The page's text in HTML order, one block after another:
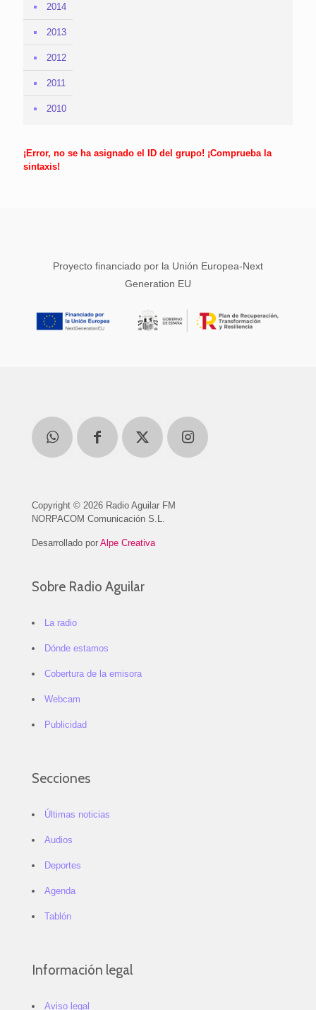
2014
2013
2012
2011
2010
¡Error, no se ha asignado el ID del grupo! ¡Comprueba la
sintaxis!
Proyecto financiado por la Unión Europea-Next
Generation EU
Copyright © 2026 Radio Aguilar FM
NORPACOM Comunicación S.L.
Desarrollado por Alpe Creativa
Sobre Radio Aguilar
La radio
Dónde estamos
Cobertura de la emisora
Webcam
Publicidad
Secciones
Últimas noticias
Audios
Deportes
Agenda
Tablón
Información legal
Aviso legal